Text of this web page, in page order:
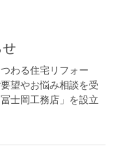
せ
わる住宅リフォー
望やお悩み相談を受
士岡工務店」を設立